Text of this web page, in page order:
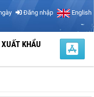
Đăng nhập English
KHẨU